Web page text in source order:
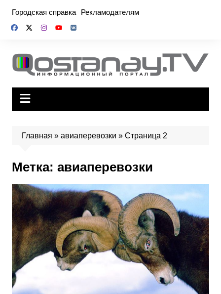
содержимому
Городская справка Рекламодателям
Главная » авиаперевозки » Страница 2
Метка: авиаперевозки